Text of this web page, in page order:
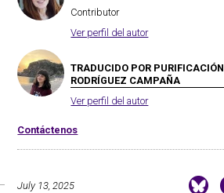
Contributor
Ver perfil del autor
TRADUCIDO POR PURIFICACIÓN
RODRÍGUEZ CAMPAÑA
Ver perfil del autor
Contáctenos
July 13, 2025